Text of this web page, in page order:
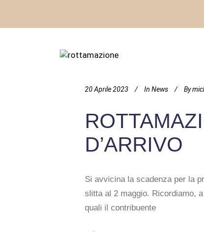
20 Aprile 2023 In News By
D’ARRIVO
Si avvicina la scadenza per la
slitta al 2 maggio. Ricordiamo,
quali il contribuente